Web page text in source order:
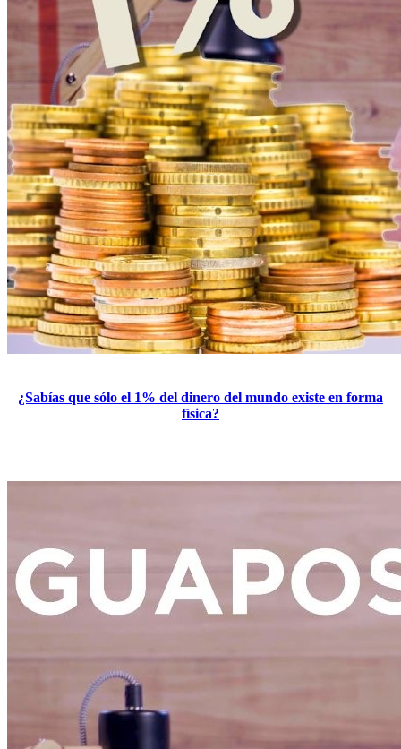
¿Sabías que sólo el 1% del dinero del mundo existe en forma
física?